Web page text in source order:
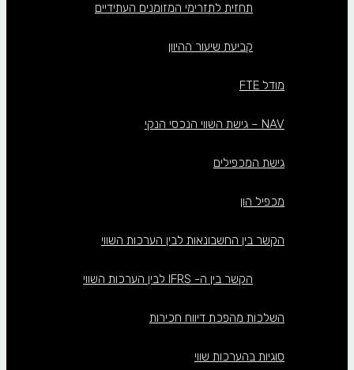
תחזית לתזרימי המזומנים העתידיים
קביעת שיעור ההיוון
מודל FTE
NAV – גישת השווי הנכסי הנקי
גישת המכפילים
מכפיל הון
הקשר בין החשבונאות לבין הערכות השווי
הקשר בין ה- IFRS לבין הערכות השווי
השלכות מהפכת דיווח חכירות
סוגיות בהערכות שווי